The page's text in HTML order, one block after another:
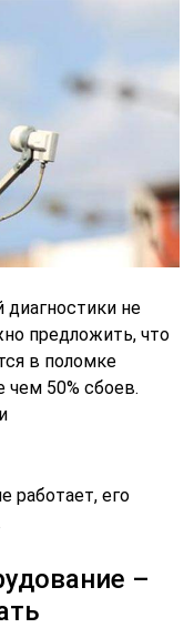
диагностики не
предложить, что
в поломке
чем 50% сбоев.
работает, его
–